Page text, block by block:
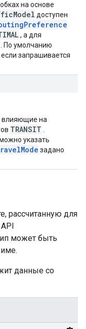
на основе
доступен
, а для
. По умолчанию
если запрашивается
влияющие на
TRANSIT
указать
задано
рассчитанную для
может быть
данные со